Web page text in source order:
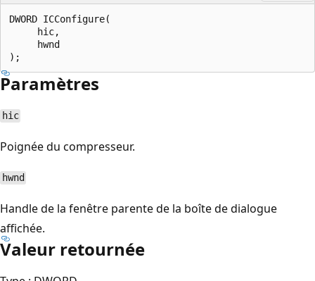
DWORD ICConfigure(
     hic,
     hwnd
Paramètres
hic
Poignée du compresseur.
hwnd
Handle de la fenêtre parente de la boîte de dialogue
affichée.
Valeur retournée